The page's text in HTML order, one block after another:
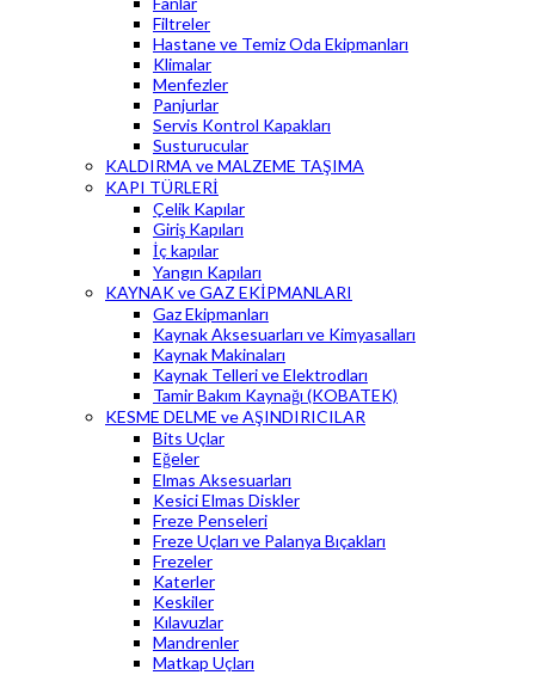
Filtreler
Hastane ve Temiz Oda Ekipmanları
Klimalar
Menfezler
Panjurlar
Servis Kontrol Kapakları
Susturucular
KALDIRMA ve MALZEME TAŞIMA
KAPI TÜRLERİ
Çelik Kapılar
Giriş Kapıları
İç kapılar
Yangın Kapıları
KAYNAK ve GAZ EKİPMANLARI
Gaz Ekipmanları
Kaynak Aksesuarları ve Kimyasalları
Kaynak Makinaları
Kaynak Telleri ve Elektrodları
Tamir Bakım Kaynağı (KOBATEK)
KESME DELME ve AŞINDIRICILAR
Bits Uçlar
Eğeler
Elmas Aksesuarları
Kesici Elmas Diskler
Freze Penseleri
Freze Uçları ve Palanya Bıçakları
Frezeler
Katerler
Keskiler
Kılavuzlar
Mandrenler
Matkap Uçları